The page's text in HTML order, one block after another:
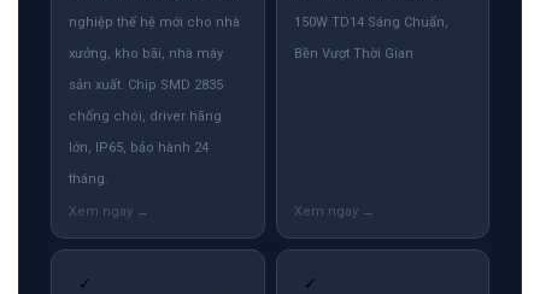
nghiệp thế hệ mới cho nhà
xưởng, kho bãi, nhà máy
sản xuất. Chip SMD 2835
chống chói, driver hãng
lớn, IP65, bảo hành 24
tháng.
150W TD14 Sáng Chuẩn,
Bền Vượt Thời Gian
✓ ✓